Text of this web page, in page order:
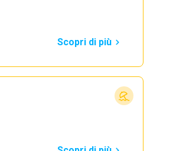
Scopri di più